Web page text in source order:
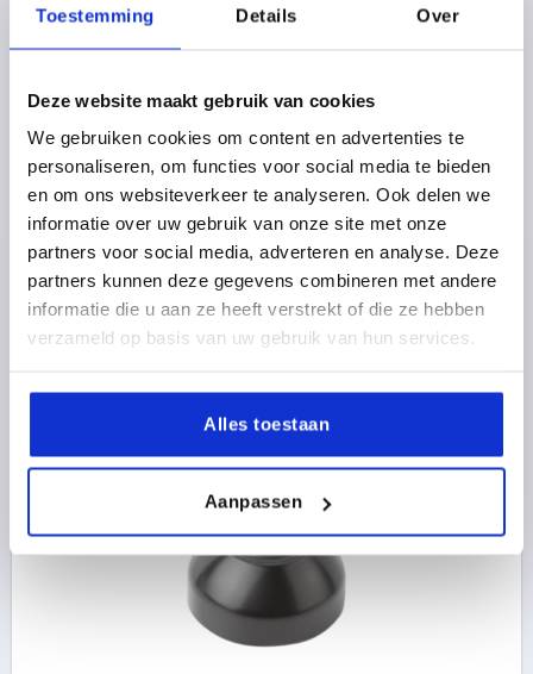
Toestemming Details Over
Deze website maakt gebruik van cookies
We gebruiken cookies om content en advertenties te
personaliseren, om functies voor social media te bieden
en om ons websiteverkeer te analyseren. Ook delen we
informatie over uw gebruik van onze site met onze
partners voor social media, adverteren en analyse. Deze
partners kunnen deze gegevens combineren met andere
informatie die u aan ze heeft verstrekt of die ze hebben
verzameld op basis van uw gebruik van hun services.
Alles toestaan
Aanpassen
VOET GR.80, VORM:A ZINK, D=79
MATERIAAL BASISELEMENT=ZINK
SCHOTELDIAMETER=79
VORM=A
HOOGTE=18
BELASTBAARHEID MAX. KN=30
Bestelnummer: K0416.10801
DETAILS